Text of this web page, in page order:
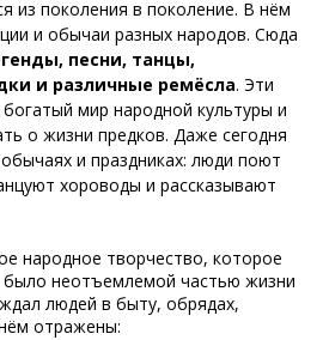
из поколения в поколение. В нём
и обычаи разных народов. Сюда
песни, танцы,
и различные ремёсла. Эти
мир народной культуры и
о жизни предков. Даже сегодня
и праздниках: люди поют
хороводы и рассказывают
народное творчество, которое
было неотъемлемой частью жизни
людей в быту, обрядах,
отражены: